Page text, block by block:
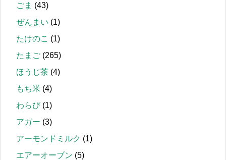
ごま (43)
ぜんまい (1)
たけのこ (1)
たまご (265)
ほうじ茶 (4)
もち米 (4)
わらび(1)
アガー (3)
アーモンドミルク (1)
エアーオーブン (5)